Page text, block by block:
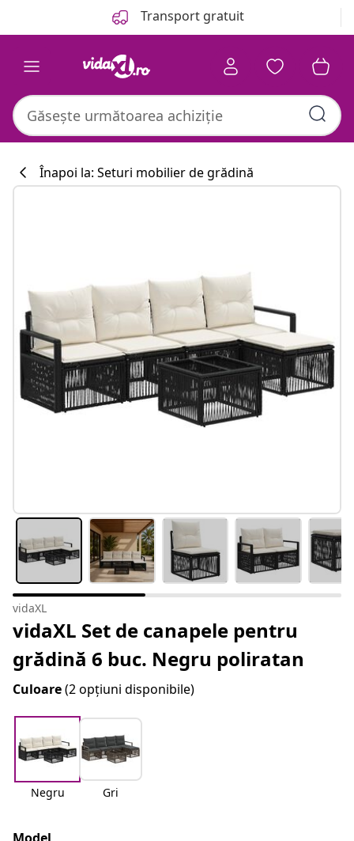
Transport gratuit
Înapoi la: Seturi mobilier de grădină
vidaXL
vidaXL Set de canapele pentru
grădină 6 buc. Negru poliratan
Culoare(2 opțiuni disponibile)
Negru Gri